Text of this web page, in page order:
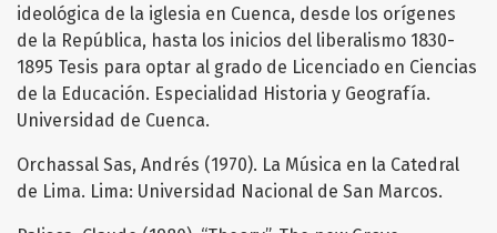
ideológica de la iglesia en Cuenca, desde los orígenes
de la República, hasta los inicios del liberalismo 1830-
1895 Tesis para optar al grado de Licenciado en Ciencias
de la Educación. Especialidad Historia y Geografía.
Universidad de Cuenca.
Orchassal Sas, Andrés (1970). La Música en la Catedral
de Lima. Lima: Universidad Nacional de San Marcos.